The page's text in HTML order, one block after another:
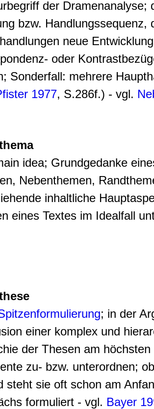
der Dramenanalyse;
bzw.
neue
oder
Sonderfall: mehrere
1977, S.286f.) - vgl.
idea; Grundgedanke
Nebenthemen,
inhaltliche
eines Textes im Idealfall
; in der
einer komplex und
der Thesen am
zu- bzw. unterordnen;
steht sie oft schon am
formuliert - vgl. Bayer